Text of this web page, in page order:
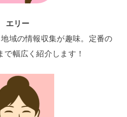
エリー
域の情報収集が趣味。定番の
幅広く紹介します！